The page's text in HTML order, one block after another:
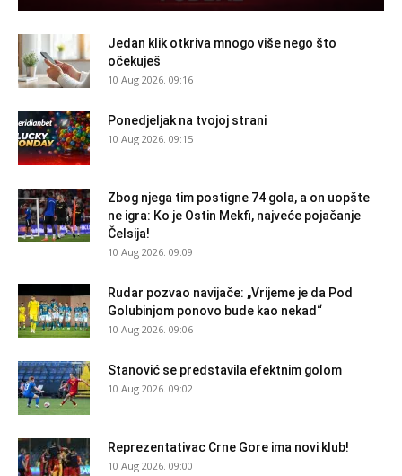
Jedan klik otkriva mnogo više nego što
očekuješ
10 Aug 2026. 09:16
Ponedjeljak na tvojoj strani
10 Aug 2026. 09:15
Zbog njega tim postigne 74 gola, a on uopšte
ne igra: Ko je Ostin Mekfi, najveće pojačanje
Čelsija!
10 Aug 2026. 09:09
Rudar pozvao navijače: „Vrijeme je da Pod
Golubinjom ponovo bude kao nekad“
10 Aug 2026. 09:06
Stanović se predstavila efektnim golom
10 Aug 2026. 09:02
Reprezentativac Crne Gore ima novi klub!
10 Aug 2026. 09:00